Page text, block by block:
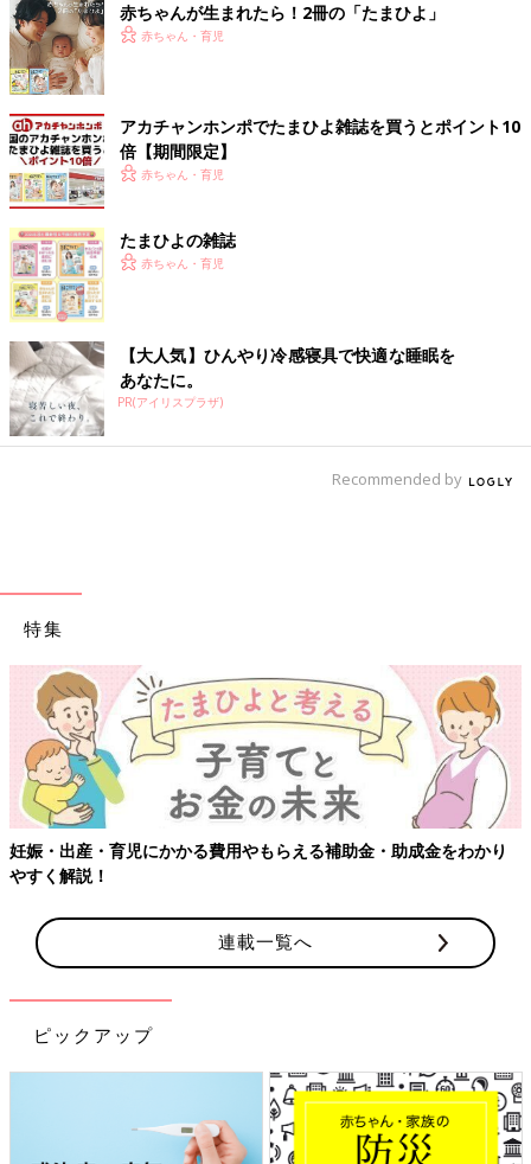
おたくマンガ家ママデビュー! つっこみが止まらない育児日記
Amazonで見る
赤ちゃんが生まれたら！2冊の「たまひよ」
赤ちゃん・育児
アカチャンホンポでたまひよ雑誌を買うとポイント10
倍【期間限定】
赤ちゃん・育児
たまひよの雑誌
赤ちゃん・育児
【大人気】ひんやり冷感寝具で快適な睡眠を
あなたに。
PR(アイリスプラザ)
Recommended by
特集
わかり
【ワクチン接種できるものも】妊婦の感染症対策、知っ
連載一覧へ
ピックアップ